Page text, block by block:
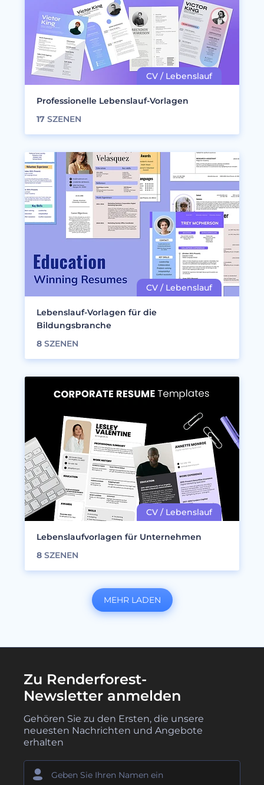
Professionelle Lebenslauf-Vorlagen
17 SZENEN
Lebenslauf-Vorlagen für die
Bildungsbranche
8 SZENEN
Lebenslaufvorlagen für Unternehmen
8 SZENEN
MEHR LADEN
Zu Renderforest-
Newsletter anmelden
Gehören Sie zu den Ersten, die unsere
neuesten Nachrichten und Angebote
erhalten